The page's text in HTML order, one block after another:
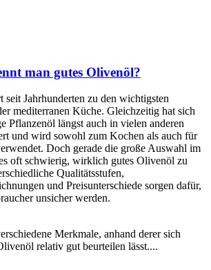
man gutes Olivenöl?
seit Jahrhunderten zu den wichtigsten
mediterranen Küche. Gleichzeitig hat sich
Pflanzenöl längst auch in vielen anderen
und wird sowohl zum Kochen als auch für
Doch gerade die große Auswahl im
oft schwierig, wirklich gutes Olivenöl zu
Qualitätsstufen,
und Preisunterschiede sorgen dafür,
unsicher werden.
Merkmale, anhand derer sich
relativ gut beurteilen lässt....